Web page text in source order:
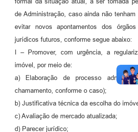
de Administração, caso ainda não
evitar novos apontamentos dos
jurídicos futuros, conforme segue abaixo:
I – Promover, com urgência, a
imóvel, por meio de:
a) Elaboração de processo
chamamento, conforme o caso);
b) Justificativa técnica da escolha do
c) Avaliação de mercado atualizada;
d) Parecer jurídico;